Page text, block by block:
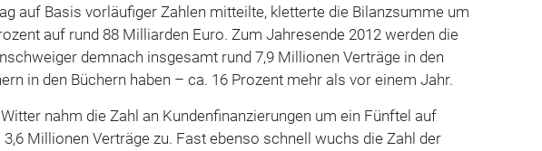
auf Basis vorläufiger Zahlen mitteilte, kletterte die Bilanzsumme um
auf rund 88 Milliarden Euro. Zum Jahresende 2012 werden die
demnach insgesamt rund 7,9 Millionen Verträge in den
in den Büchern haben – ca. 16 Prozent mehr als vor einem Jahr.
nahm die Zahl an Kundenfinanzierungen um ein Fünftel auf
3,6 Millionen Verträge zu. Fast ebenso schnell wuchs die Zahl der